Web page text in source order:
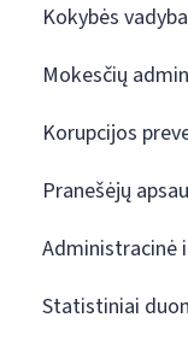
Kokybės vadyba
Mokesčių
Korupcijos
Pranešėjų
Administracinė
Statistiniai